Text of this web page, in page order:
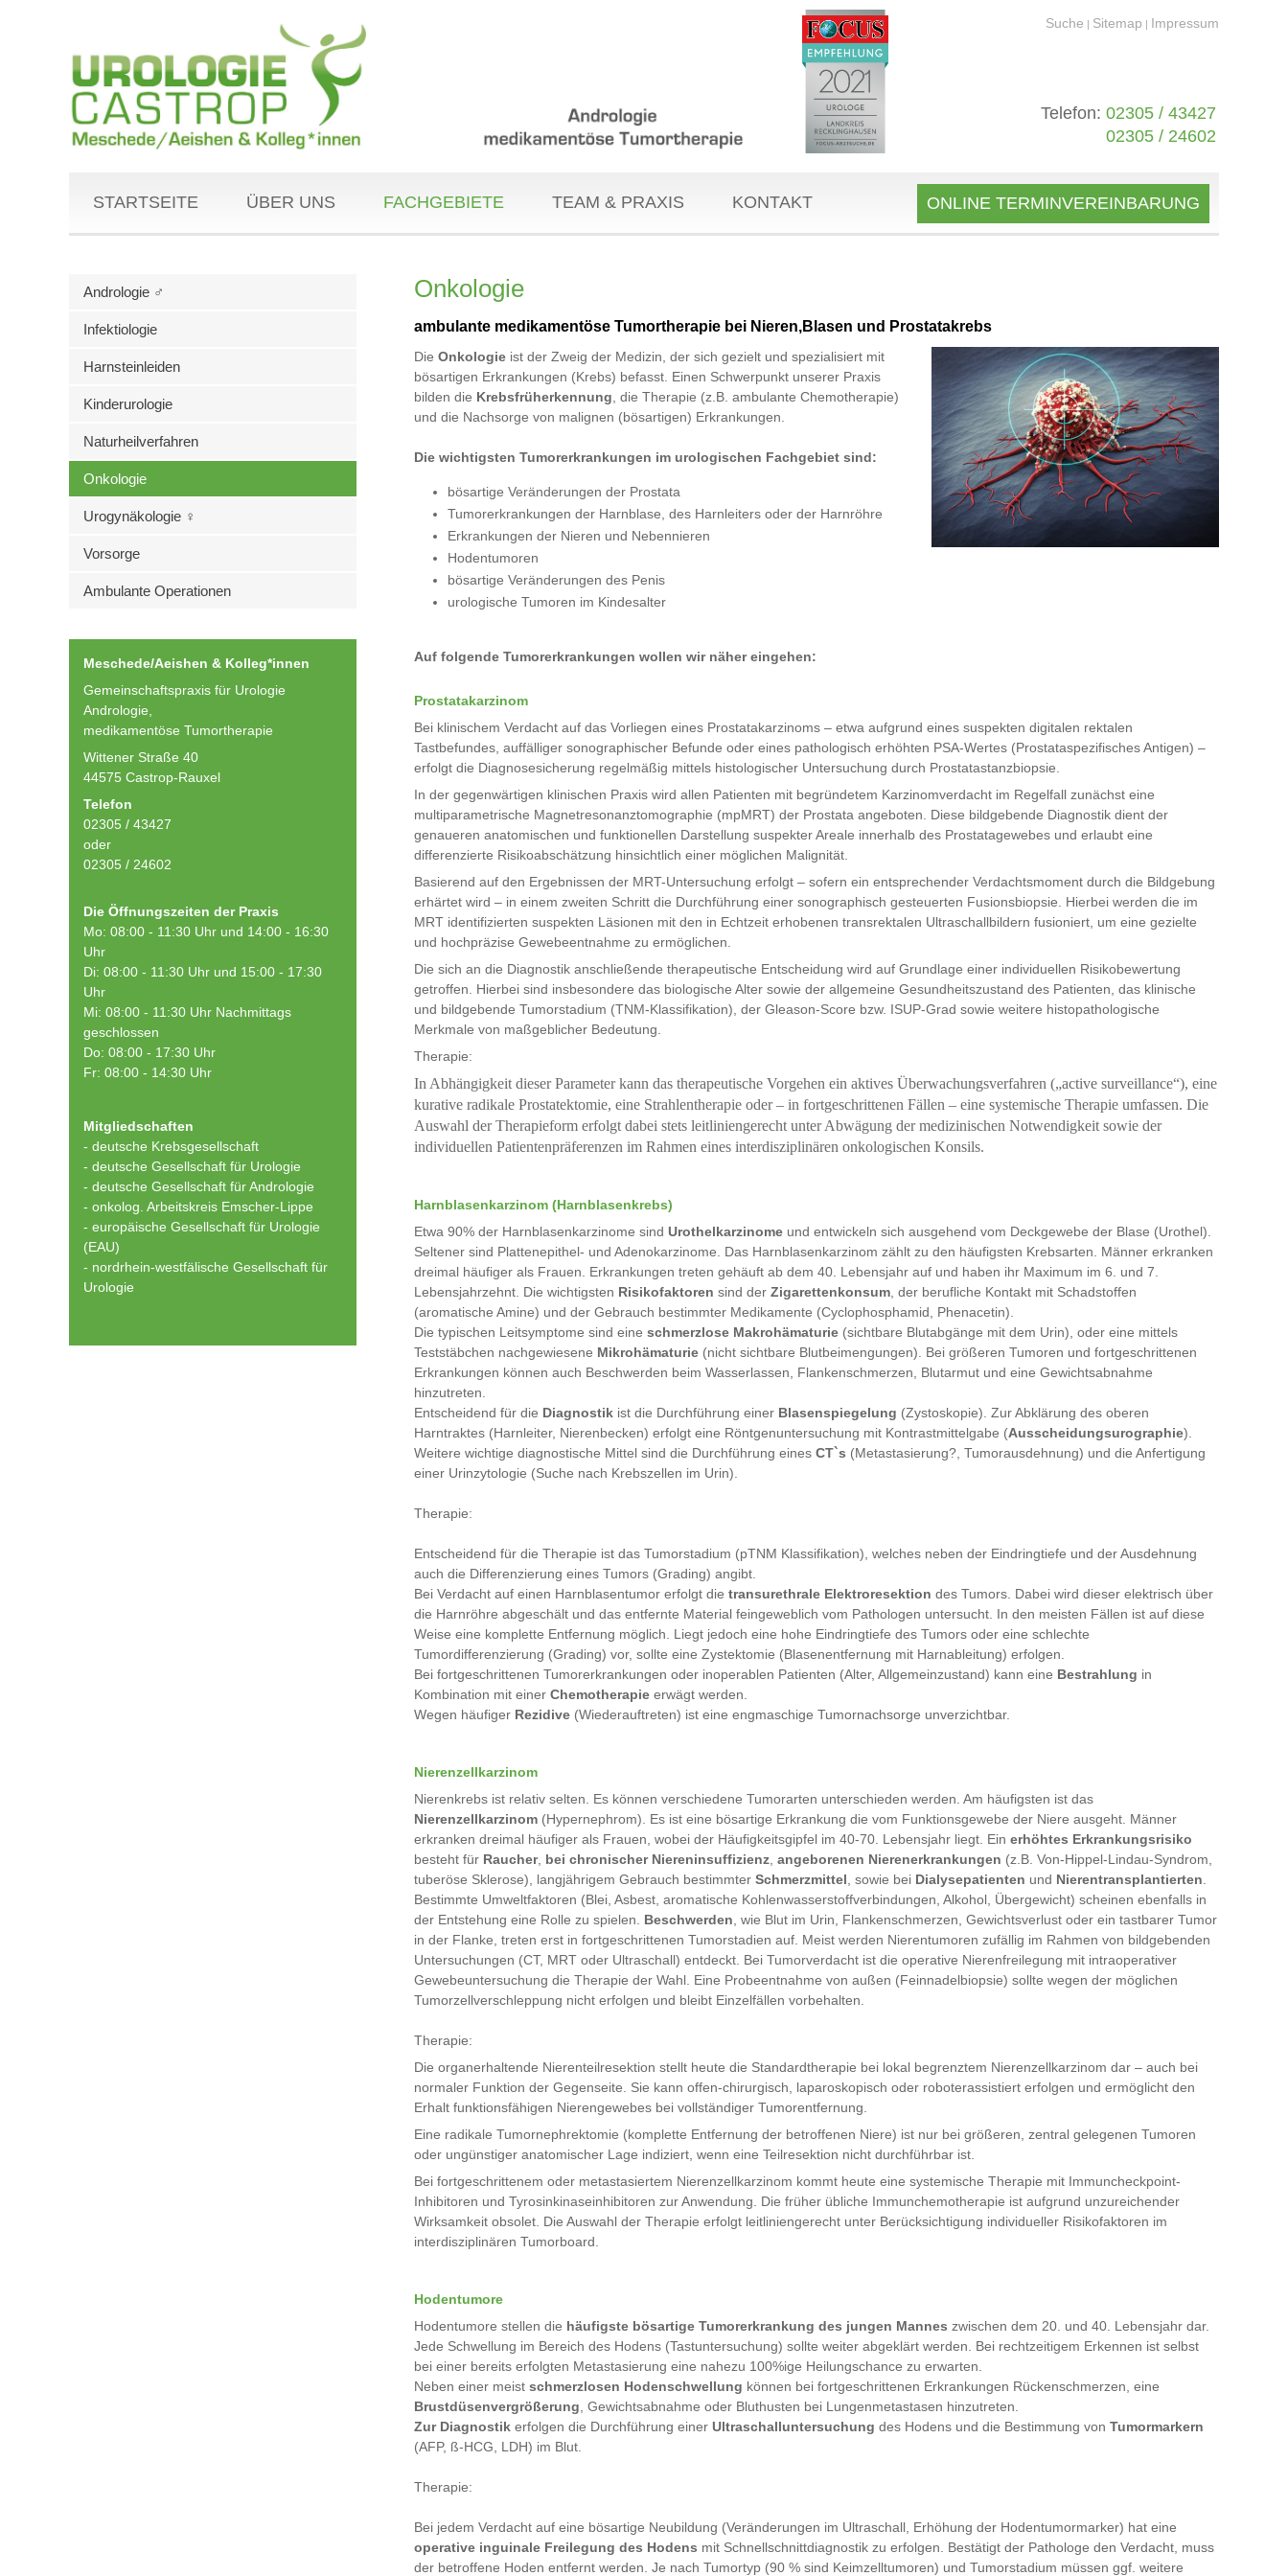
Suche | Sitemap | Impressum
Telefon: 02305 / 43427
02305 / 24602
STARTSEITE ÜBER UNS FACHGEBIETE TEAM & PRAXIS KONTAKT ONLINE TERMINVEREINBARUNG
Andrologie ♂
Infektiologie
Harnsteinleiden
Kinderurologie
Naturheilverfahren
Onkologie
Urogynäkologie ♀
Vorsorge
Ambulante Operationen
Meschede/Aeishen & Kolleg*innen
Gemeinschaftspraxis für Urologie
Andrologie,
medikamentöse Tumortherapie
Wittener Straße 40
44575 Castrop-Rauxel
Telefon
02305 / 43427
oder
02305 / 24602
Die Öffnungszeiten der Praxis
Mo: 08:00 - 11:30 Uhr und 14:00 - 16:30
Uhr
Di: 08:00 - 11:30 Uhr und 15:00 - 17:30
Uhr
Mi: 08:00 - 11:30 Uhr Nachmittags
geschlossen
Do: 08:00 - 17:30 Uhr
Fr: 08:00 - 14:30 Uhr
Mitgliedschaften
- deutsche Krebsgesellschaft
- deutsche Gesellschaft für Urologie
- deutsche Gesellschaft für Andrologie
- onkolog. Arbeitskreis Emscher-Lippe
- europäische Gesellschaft für Urologie
(EAU)
- nordrhein-westfälische Gesellschaft für
Urologie
Onkologie
ambulante medikamentöse Tumortherapie bei Nieren,Blasen und Prostatakrebs
Die Onkologie ist der Zweig der Medizin, der sich gezielt und spezialisiert mit
bösartigen Erkrankungen (Krebs) befasst. Einen Schwerpunkt unserer Praxis
bilden die Krebsfrüherkennung , die Therapie (z.B. ambulante Chemotherapie)
und die Nachsorge von malignen (bösartigen) Erkrankungen.
Die wichtigsten Tumorerkrankungen im urologischen Fachgebiet sind:
bösartige Veränderungen der Prostata
Tumorerkrankungen der Harnblase, des Harnleiters oder der Harnröhre
Erkrankungen der Nieren und Nebennieren
Hodentumoren
bösartige Veränderungen des Penis
urologische Tumoren im Kindesalter
Auf folgende Tumorerkrankungen wollen wir näher eingehen:
Prostatakarzinom
Bei klinischem Verdacht auf das Vorliegen eines Prostatakarzinoms – etwa aufgrund eines suspekten digitalen rektalen
Tastbefundes, auffälliger sonographischer Befunde oder eines pathologisch erhöhten PSA-Wertes (Prostataspezifisches Antigen) –
erfolgt die Diagnosesicherung regelmäßig mittels histologischer Untersuchung durch Prostatastanzbiopsie.
In der gegenwärtigen klinischen Praxis wird allen Patienten mit begründetem Karzinomverdacht im Regelfall zunächst eine
multiparametrische Magnetresonanztomographie (mpMRT) der Prostata angeboten. Diese bildgebende Diagnostik dient der
genaueren anatomischen und funktionellen Darstellung suspekter Areale innerhalb des Prostatagewebes und erlaubt eine
differenzierte Risikoabschätzung hinsichtlich einer möglichen Malignität.
Basierend auf den Ergebnissen der MRT-Untersuchung erfolgt – sofern ein entsprechender Verdachtsmoment durch die Bildgebung
erhärtet wird – in einem zweiten Schritt die Durchführung einer sonographisch gesteuerten Fusionsbiopsie. Hierbei werden die im
MRT identifizierten suspekten Läsionen mit den in Echtzeit erhobenen transrektalen Ultraschallbildern fusioniert, um eine gezielte
und hochpräzise Gewebeentnahme zu ermöglichen.
Die sich an die Diagnostik anschließende therapeutische Entscheidung wird auf Grundlage einer individuellen Risikobewertung
getroffen. Hierbei sind insbesondere das biologische Alter sowie der allgemeine Gesundheitszustand des Patienten, das klinische
und bildgebende Tumorstadium (TNM-Klassifikation), der Gleason-Score bzw. ISUP-Grad sowie weitere histopathologische
Merkmale von maßgeblicher Bedeutung.
Therapie:
In Abhängigkeit dieser Parameter kann das therapeutische Vorgehen ein aktives Überwachungsverfahren („active surveillance“), eine
kurative radikale Prostatektomie, eine Strahlentherapie oder – in fortgeschrittenen Fällen – eine systemische Therapie umfassen. Die
Auswahl der Therapieform erfolgt dabei stets leitliniengerecht unter Abwägung der medizinischen Notwendigkeit sowie der
individuellen Patientenpräferenzen im Rahmen eines interdisziplinären onkologischen Konsils.
Harnblasenkarzinom (Harnblasenkrebs)
Etwa 90% der Harnblasenkarzinome sind Urothelkarzinome und entwickeln sich ausgehend vom Deckgewebe der Blase (Urothel).
Seltener sind Plattenepithel- und Adenokarzinome. Das Harnblasenkarzinom zählt zu den häufigsten Krebsarten. Männer erkranken
dreimal häufiger als Frauen. Erkrankungen treten gehäuft ab dem 40. Lebensjahr auf und haben ihr Maximum im 6. und 7.
Lebensjahrzehnt. Die wichtigsten Risikofaktoren sind der Zigarettenkonsum , der berufliche Kontakt mit Schadstoffen
(aromatische Amine) und der Gebrauch bestimmter Medikamente (Cyclophosphamid, Phenacetin).
Die typischen Leitsymptome sind eine schmerzlose Makrohämaturie (sichtbare Blutabgänge mit dem Urin), oder eine mittels
Teststäbchen nachgewiesene Mikrohämaturie (nicht sichtbare Blutbeimengungen). Bei größeren Tumoren und fortgeschrittenen
Erkrankungen können auch Beschwerden beim Wasserlassen, Flankenschmerzen, Blutarmut und eine Gewichtsabnahme
hinzutreten.
Entscheidend für die Diagnostik ist die Durchführung einer Blasenspiegelung (Zystoskopie). Zur Abklärung des oberen
Harntraktes (Harnleiter, Nierenbecken) erfolgt eine Röntgenuntersuchung mit Kontrastmittelgabe (Ausscheidungsurographie).
Weitere wichtige diagnostische Mittel sind die Durchführung eines CT`s (Metastasierung?, Tumorausdehnung) und die Anfertigung
einer Urinzytologie (Suche nach Krebszellen im Urin).
Therapie:
Entscheidend für die Therapie ist das Tumorstadium (pTNM Klassifikation), welches neben der Eindringtiefe und der Ausdehnung
auch die Differenzierung eines Tumors (Grading) angibt.
Bei Verdacht auf einen Harnblasentumor erfolgt die transurethrale Elektroresektion des Tumors. Dabei wird dieser elektrisch über
die Harnröhre abgeschält und das entfernte Material feingeweblich vom Pathologen untersucht. In den meisten Fällen ist auf diese
Weise eine komplette Entfernung möglich. Liegt jedoch eine hohe Eindringtiefe des Tumors oder eine schlechte
Tumordifferenzierung (Grading) vor, sollte eine Zystektomie (Blasenentfernung mit Harnableitung) erfolgen.
Bei fortgeschrittenen Tumorerkrankungen oder inoperablen Patienten (Alter, Allgemeinzustand) kann eine Bestrahlung in
Kombination mit einer Chemotherapie erwägt werden.
Wegen häufiger Rezidive (Wiederauftreten) ist eine engmaschige Tumornachsorge unverzichtbar.
Nierenzellkarzinom
Nierenkrebs ist relativ selten. Es können verschiedene Tumorarten unterschieden werden. Am häufigsten ist das
Nierenzellkarzinom (Hypernephrom). Es ist eine bösartige Erkrankung die vom Funktionsgewebe der Niere ausgeht. Männer
erkranken dreimal häufiger als Frauen, wobei der Häufigkeitsgipfel im 40-70. Lebensjahr liegt. Ein erhöhtes Erkrankungsrisiko
besteht für Raucher, bei chronischer Niereninsuffizienz angeborenen Nierenerkrankungen (z.B. Von-Hippel-Lindau-Syndrom,
tuberöse Sklerose), langjährigem Gebrauch bestimmter Schmerzmittel , sowie bei Dialysepatienten und Nierentransplantierten
Bestimmte Umweltfaktoren (Blei, Asbest, aromatische Kohlenwasserstoffverbindungen, Alkohol, Übergewicht) scheinen ebenfalls in
der Entstehung eine Rolle zu spielen. Beschwerden , wie Blut im Urin, Flankenschmerzen, Gewichtsverlust oder ein tastbarer Tumor
in der Flanke, treten erst in fortgeschrittenen Tumorstadien auf. Meist werden Nierentumoren zufällig im Rahmen von bildgebenden
Untersuchungen (CT, MRT oder Ultraschall) entdeckt. Bei Tumorverdacht ist die operative Nierenfreilegung mit intraoperativer
Gewebeuntersuchung die Therapie der Wahl. Eine Probeentnahme von außen (Feinnadelbiopsie) sollte wegen der möglichen
Tumorzellverschleppung nicht erfolgen und bleibt Einzelfällen vorbehalten.
Therapie:
Die organerhaltende Nierenteilresektion stellt heute die Standardtherapie bei lokal begrenztem Nierenzellkarzinom dar – auch bei
normaler Funktion der Gegenseite. Sie kann offen-chirurgisch, laparoskopisch oder roboterassistiert erfolgen und ermöglicht den
Erhalt funktionsfähigen Nierengewebes bei vollständiger Tumorentfernung.
Eine radikale Tumornephrektomie (komplette Entfernung der betroffenen Niere) ist nur bei größeren, zentral gelegenen Tumoren
oder ungünstiger anatomischer Lage indiziert, wenn eine Teilresektion nicht durchführbar ist.
Bei fortgeschrittenem oder metastasiertem Nierenzellkarzinom kommt heute eine systemische Therapie mit Immuncheckpoint-
Inhibitoren und Tyrosinkinaseinhibitoren zur Anwendung. Die früher übliche Immunchemotherapie ist aufgrund unzureichender
Wirksamkeit obsolet. Die Auswahl der Therapie erfolgt leitliniengerecht unter Berücksichtigung individueller Risikofaktoren im
interdisziplinären Tumorboard.
Hodentumore
Hodentumore stellen die häufigste bösartige Tumorerkrankung des jungen Mannes zwischen dem 20. und 40. Lebensjahr dar.
Jede Schwellung im Bereich des Hodens (Tastuntersuchung) sollte weiter abgeklärt werden. Bei rechtzeitigem Erkennen ist selbst
bei einer bereits erfolgten Metastasierung eine nahezu 100%ige Heilungschance zu erwarten.
Neben einer meist schmerzlosen Hodenschwellung können bei fortgeschrittenen Erkrankungen Rückenschmerzen, eine
Brustdüsenvergrößerung , Gewichtsabnahme oder Bluthusten bei Lungenmetastasen hinzutreten.
Zur Diagnostik erfolgen die Durchführung einer Ultraschalluntersuchung des Hodens und die Bestimmung von Tumormarkern
(AFP, ß-HCG, LDH) im Blut.
Therapie:
Bei jedem Verdacht auf eine bösartige Neubildung (Veränderungen im Ultraschall, Erhöhung der Hodentumormarker) hat eine
operative inguinale Freilegung des Hodens mit Schnellschnittdiagnostik zu erfolgen. Bestätigt der Pathologe den Verdacht, muss
der betroffene Hoden entfernt werden. Je nach Tumortyp (90 % sind Keimzelltumoren) und Tumorstadium müssen ggf. weitere